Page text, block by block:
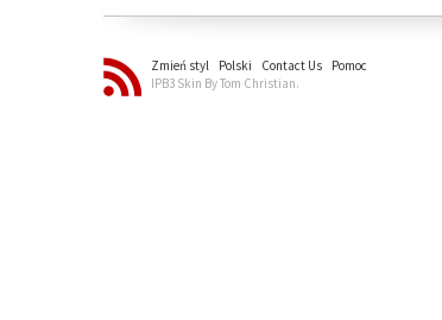
Zmień styl Polski Contact Us
Pomoc
IPB3 Skin By Tom Christian.